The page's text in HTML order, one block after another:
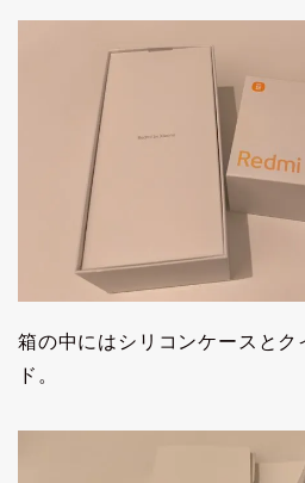
箱の中にはシリコンケースとク
ド。